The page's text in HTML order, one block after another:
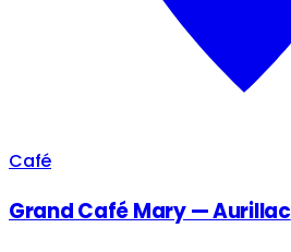
Café
Grand Café Mary — Aurillac